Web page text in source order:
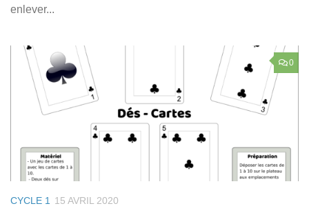
enlever...
0
CYCLE 1 15 AVRIL 2020